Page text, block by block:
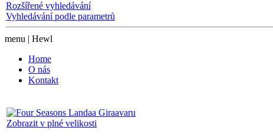
Rozšířené vyhledávání
Vyhledávání podle parametrů
menu | Hewl
Home
O nás
Kontakt
Zobrazit v plné velikosti